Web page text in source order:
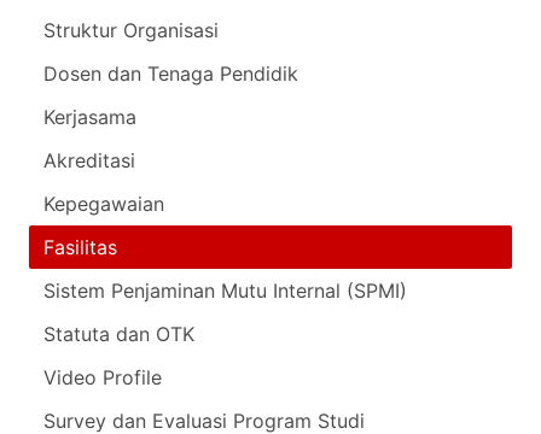
Struktur Organisasi
Dosen dan Tenaga Pendidik
Kerjasama
Akreditasi
Kepegawaian
Fasilitas
Sistem Penjaminan Mutu Internal (SPMI)
Statuta dan OTK
Video Profile
Survey dan Evaluasi Program Studi